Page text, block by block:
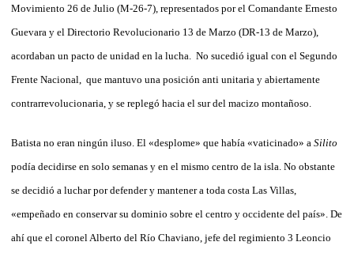
Movimiento 26 de Julio (M-26-7), representados por el Comandante Ernesto
Guevara y el Directorio Revolucionario 13 de Marzo (DR-13 de Marzo),
acordaban un pacto de unidad en la lucha. No sucedió igual con el Segundo
Frente Nacional, que mantuvo una posición anti unitaria y abiertamente
contrarrevolucionaria, y se replegó hacia el sur del macizo montañoso.
Batista no eran ningún iluso. El «desplome» que había «vaticinado» a Silito
podía decidirse en solo semanas y en el mismo centro de la isla. No obstante
se decidió a luchar por defender y mantener a toda costa Las Villas,
«empeñado en conservar su dominio sobre el centro y occidente del país». De
ahí que el coronel Alberto del Río Chaviano, jefe del regimiento 3 Leoncio